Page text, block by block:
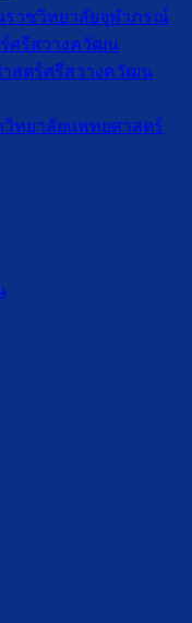
าชวิทยาลัยจุฬาภรณ์
ศรีสวางควัฒน
สตร์ศรีสวางควัฒน
ทยาลัยแพทยศาสตร์